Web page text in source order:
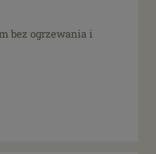
bez ogrzewania i